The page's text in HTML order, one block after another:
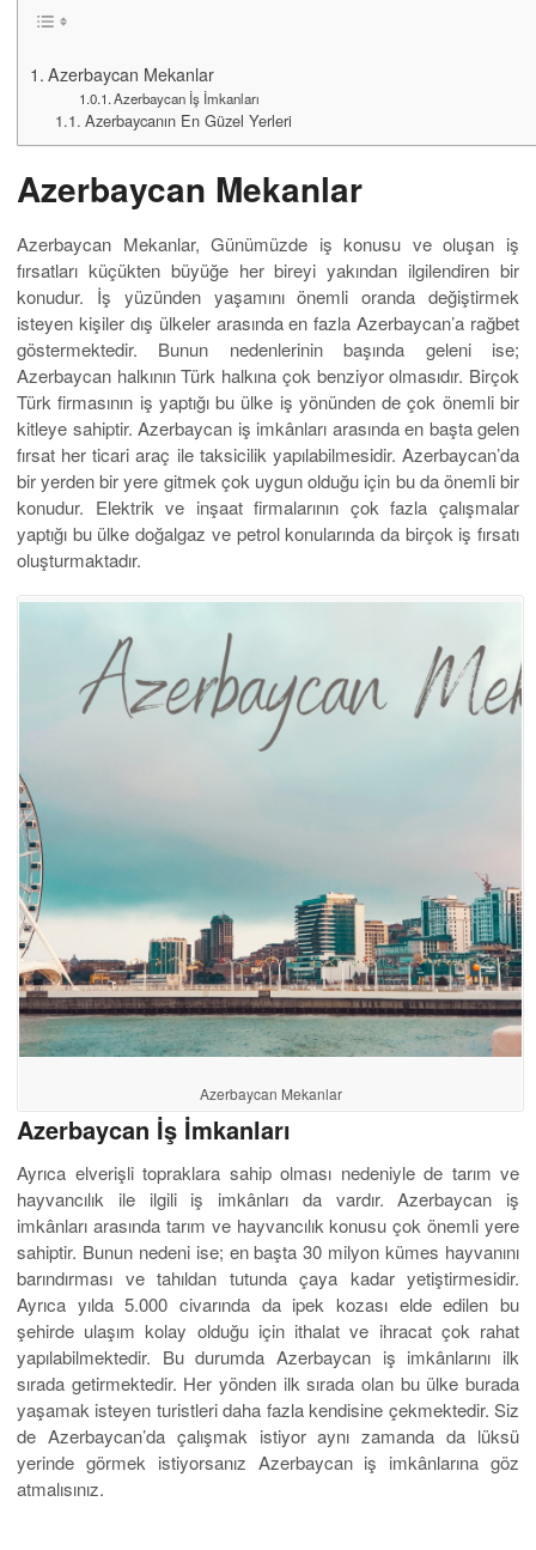
Azerbaycan Mekanlar
Azerbaycan İş İmkanları
Azerbaycanın En Güzel Yerleri
Azerbaycan Mekanlar
Azerbaycan Mekanlar, Günümüzde iş konusu ve oluşan iş
fırsatları küçükten büyüğe her bireyi yakından ilgilendiren bir
konudur. İş yüzünden yaşamını önemli oranda değiştirmek
isteyen kişiler dış ülkeler arasında en fazla Azerbaycan’a rağbet
göstermektedir. Bunun nedenlerinin başında geleni ise;
Azerbaycan halkının Türk halkına çok benziyor olmasıdır. Birçok
Türk firmasının iş yaptığı bu ülke iş yönünden de çok önemli bir
kitleye sahiptir. Azerbaycan iş imkânları arasında en başta gelen
fırsat her ticari araç ile taksicilik yapılabilmesidir. Azerbaycan’da
bir yerden bir yere gitmek çok uygun olduğu için bu da önemli bir
konudur. Elektrik ve inşaat firmalarının çok fazla çalışmalar
yaptığı bu ülke doğalgaz ve petrol konularında da birçok iş fırsatı
oluşturmaktadır.
Azerbaycan Mekanlar
Azerbaycan İş İmkanları
Ayrıca elverişli topraklara sahip olması nedeniyle de tarım ve
hayvancılık ile ilgili iş imkânları da vardır. Azerbaycan iş
imkânları arasında tarım ve hayvancılık konusu çok önemli yere
sahiptir. Bunun nedeni ise; en başta 30 milyon kümes hayvanını
barındırması ve tahıldan tutunda çaya kadar yetiştirmesidir.
Ayrıca yılda 5.000 civarında da ipek kozası elde edilen bu
şehirde ulaşım kolay olduğu için ithalat ve ihracat çok rahat
yapılabilmektedir. Bu durumda Azerbaycan iş imkânlarını ilk
sırada getirmektedir. Her yönden ilk sırada olan bu ülke burada
yaşamak isteyen turistleri daha fazla kendisine çekmektedir. Siz
de Azerbaycan’da çalışmak istiyor aynı zamanda da lüksü
yerinde görmek istiyorsanız Azerbaycan iş imkânlarına göz
atmalısınız.